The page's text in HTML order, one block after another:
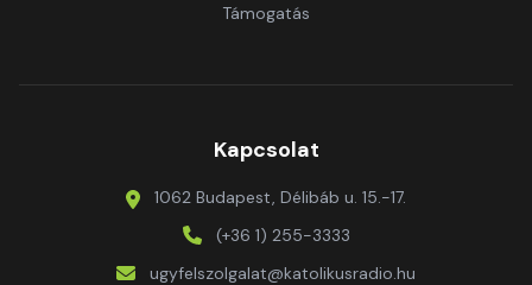
Támogatás
Kapcsolat
1062 Budapest, Délibáb u. 15.-17.
(+36 1) 255-3333
ugyfelszolgalat@katolikusradio.hu